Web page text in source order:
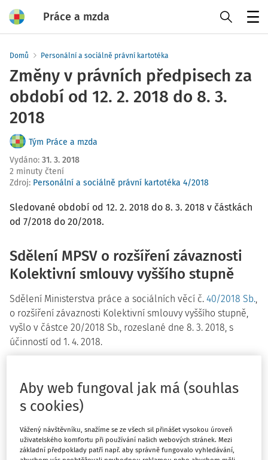
Práce a mzda
Domů Personální a sociálně právní kartotéka
Změny v právních předpisech za
období od 12. 2. 2018 do 8. 3.
2018
Tým Práce a mzda
Vydáno: 31. 3. 2018
2 minuty čtení
Zdroj: Personální a sociálně právní kartotéka 4/2018
Sledované období od 12. 2. 2018 do 8. 3. 2018 v částkách
od 7/2018 do 20/2018.
Sdělení MPSV o rozšíření závaznosti
Kolektivní smlouvy vyššího stupně
Sdělení Ministerstva práce a sociálních věcí č. 40/2018 Sb.,
o rozšíření závaznosti Kolektivní smlouvy vyššího stupně,
vyšlo v částce 20/2018 Sb., rozeslané dne 8. 3. 2018, s
účinností od 1. 4. 2018.
smluv vyššího stupně
Sdělení Ministerstva práce a sociálních věcí č.
o uložení kolektivních smluv vyššího stupně, vyšlo v částce
19/2018 Sb., rozeslané dne 7. 3. 2018, s účinností od 7. 3.
2018.
Aby web fungoval jak má (souhlas
s cookies)
Vážený návštěvníku, snažíme se ze všech sil přinášet vysokou úroveň
uživatelského komfortu při používání našich webových stránek. Mezi
základní předpoklady patří např. aby správně fungovalo vyhledávání,